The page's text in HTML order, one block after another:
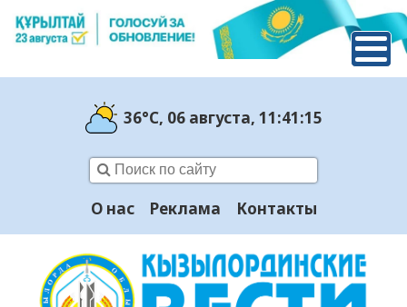
36°C, 06 августа, 11:41:16
О нас Реклама Контакты